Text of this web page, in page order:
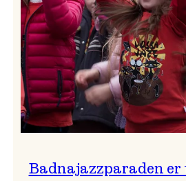
Badnajazzparaden er